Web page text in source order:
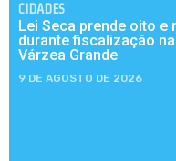
CIDADES
Lei Seca prende oito e
durante fiscalização na
Várzea Grande
9 DE AGOSTO DE 2026